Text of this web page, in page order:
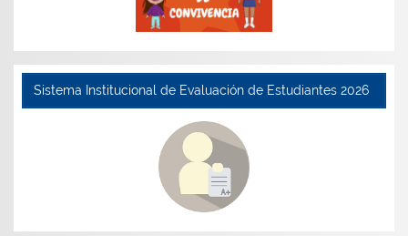
Sistema Institucional de Evaluación de Estudiantes 2026